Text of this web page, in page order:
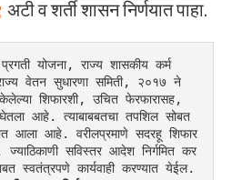
अटी व शर्ती शासन निर्णयात पाहा.
राज्य वेतन सुधारणा समिती, २०१७ ने
शिफारशी, उचित फेरफारासह,
घेतला आहे. त्याबाबबतचा तपशिल सोबत
आला आहे. वरीलप्रमाणे सदरहू शिफार
ज्याठिकाणी सविस्तर आदेश निर्गमित कर
स्वतंत्रपणे कार्यवाही करण्यात येईल.